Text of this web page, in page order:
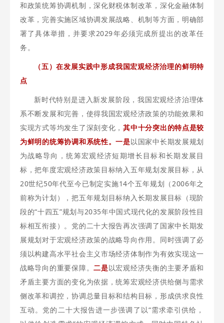
和政策统筹协调机制，深化财税体制改革，深化金融体制
改革，完善实施区域协调发展战略、机制等方面，明确部
署了具体举措，并要求2029年必须完成所提出的改革任
务。
（五）在发展实践中形成我国宏观经济治理的鲜明特
点
新时代特别是进入新发展阶段，我国宏观经济治理体
系不断发展和完善，使得我国宏观经济政策的功能效果和
实现方式等均发生了深刻变化，其中十分突出的特点是较
为鲜明的统筹协调和系统性。一是以国家中长期发展规划
为战略导向，统筹宏观经济短期增长目标和长期发展目
标，把年度宏观经济政策目标纳入五年规划发展目标，从
20世纪50年代至今已制定实施14个五年规划（2006年之
前称为计划），把五年规划目标纳入长期发展目标（现阶
段的“十四五”规划与2035年中国式现代化的发展阶段性目
标相互衔接）。党的二十大报告再次强调了国家中长期发
展规划对于宏观经济政策的战略导向作用。同时强调了必
须以构建高水平社会主义市场经济体制作为有效实现这一
战略导向的重要保障。二是以宏观经济失衡的主要矛盾和
矛盾主要方面的变化为依据，统筹宏观经济供给侧与需求
侧改革和调控，协调总量目标和结构目标，形成供求良性
互动。党的二十大报告进一步强调了以“需求牵引供给，